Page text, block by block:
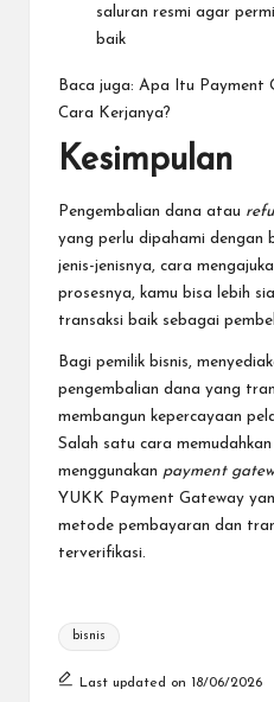
saluran resmi agar
baik
Baca juga: Apa Itu Payment
Cara Kerjanya?
Kesimpulan
Pengembalian dana atau
yang perlu dipahami dengan
jenis-jenisnya, cara
prosesnya, kamu bisa lebih
transaksi baik sebagai
Bagi pemilik bisnis,
pengembalian dana yang
membangun kepercayaan
Salah satu cara
menggunakan payment
YUKK Payment Gateway
metode pembayaran dan
terverifikasi.
Tags:
bisnis
Last updated on 18/06/2026